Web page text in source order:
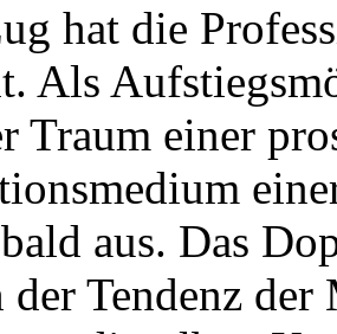
hat die
Als
Traum einer
aus. Das
der Tendenz